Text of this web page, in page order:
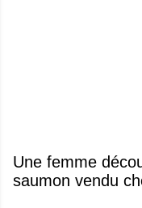
Une femme
saumon vendu